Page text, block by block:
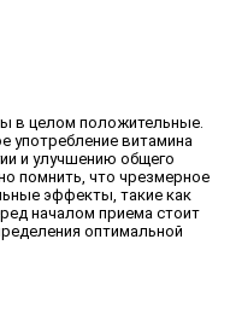
в целом положительные.
употребление витамина
и улучшению общего
помнить, что чрезмерное
эффекты, такие как
началом приема стоит
оптимальной